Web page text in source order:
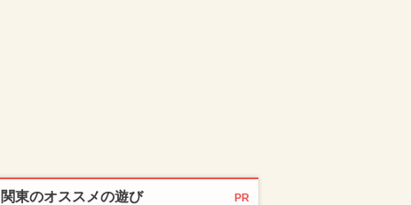
関東のオススメの遊び PR